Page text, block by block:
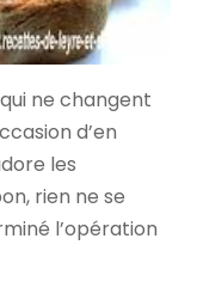
ne changent
d’en
les
rien ne se
l’opération